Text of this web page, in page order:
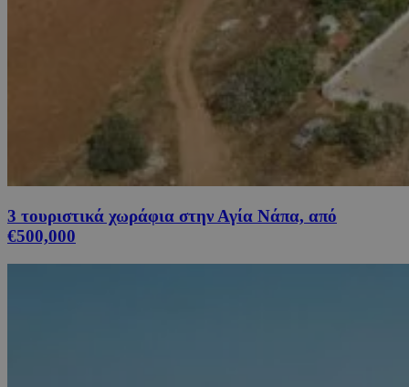
3 τουριστικά χωράφια στην Αγία Νάπα, από
€500,000